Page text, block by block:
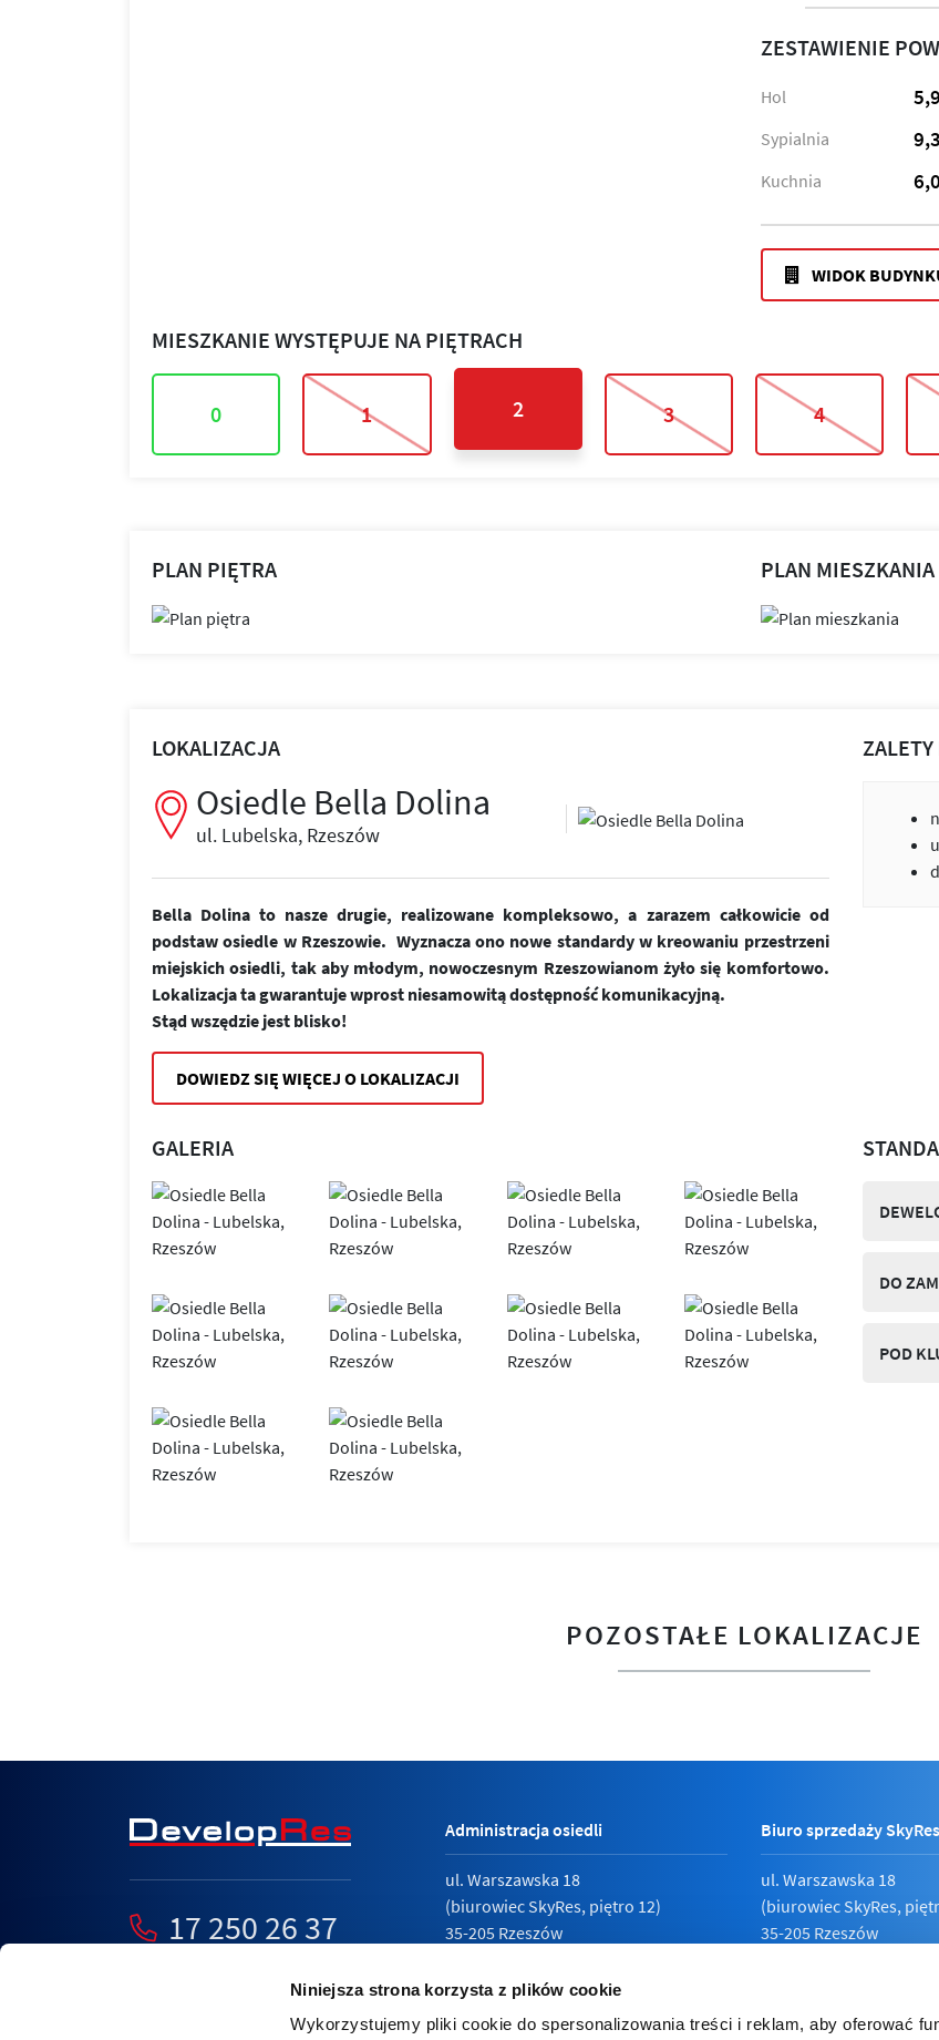
Niniejsza strona korzysta z plików cookie
Wykorzystujemy pliki cookie do spersonalizowania treści i reklam, aby oferować
ZESTAWIENIE
Hol
Sypialnia
Kuchnia
WIDOK
MIESZKANIE WYSTĘPUJE NA PIĘTRACH
0 1 2 3 4
PLAN PIĘTRA PLAN MIESZKANIA
LOKALIZACJA
Osiedle Bella Dolina
ul. Lubelska, Rzeszów
Bella Dolina to nasze drugie, realizowane kompleksowo, a zarazem całkowicie od
podstaw osiedle w Rzeszowie. Wyznacza ono nowe standardy w kreowaniu przestrzeni
miejskich osiedli, tak aby młodym, nowoczesnym Rzeszowianom żyło się komfortowo.
Lokalizacja ta gwarantuje wprost niesamowitą dostępność komunikacyjną.
Stąd wszędzie jest blisko!
DOWIEDZ SIĘ WIĘCEJ O LOKALIZACJI
GALERIA
DO
POD
POZOSTAŁE LOKALIZACJE
17 250 26 37
Administracja osiedli
ul. Warszawska 18
(biurowiec SkyRes, piętro 12)
35-205 Rzeszów
17 789 19 87
Biuro sprzedaży SkyRes
ul. Warszawska 18
(biurowiec SkyRes,
35-205 Rzeszów